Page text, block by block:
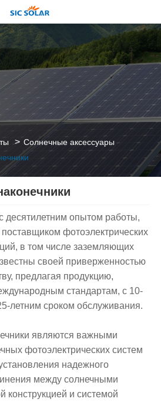
Солнечные аксессуары
десятилетним опытом работы,
фотоэлектрических
в том числе заземляющих
своей приверженностью
предлагая продукцию,
стандартам, с 10-
летним сроком обслуживания.
являются важными
фотоэлектрических систем
надежного
между солнечными
конструкцией и системой